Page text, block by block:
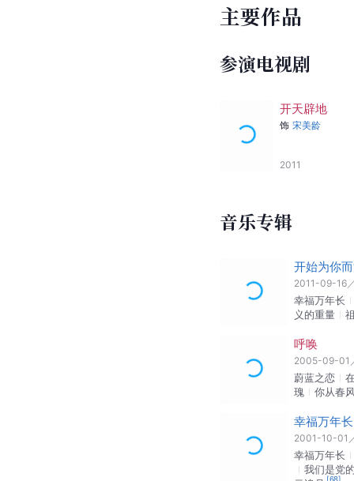
主要作品
参演电视剧
开天辟地
饰 宋美龄
2011
音乐专辑
开始为你
2011-09-16
幸福万年长
义的重量
呼唤
2005-09-01
蔚蓝之恋
瑰
你从春
幸福万年长
2001-10-01
幸福万年长
我们是党